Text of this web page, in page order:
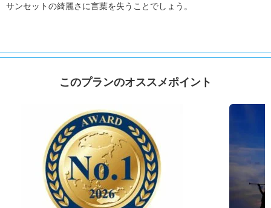
サンセットの綺麗さに言葉を失うことでしょう。
このプランのオススメポイント